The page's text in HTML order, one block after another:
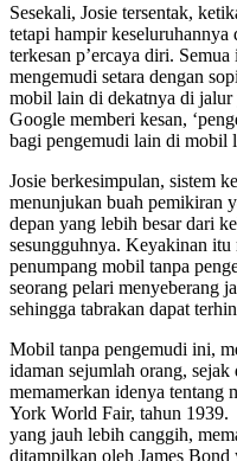
Sesekali, Josie tersentak,
tetapi hampir keseluruhannya
terkesan p’ercaya diri.
mengemudi setara dengan
mobil lain di dekatnya di jalur
Google memberi kesan,
bagi pengemudi lain di mobil
Josie berkesimpulan, sistem
menunjukan buah pemikiran
depan yang lebih besar dari
sesungguhnya. Keyakinan itu
penumpang mobil tanpa
seorang pelari menyeberang
sehingga tabrakan dapat
Mobil tanpa pengemudi ini,
idaman sejumlah orang,
memamerkan idenya
York World Fair, tahun 1939.
yang jauh lebih canggih,
ditampilkan oleh James